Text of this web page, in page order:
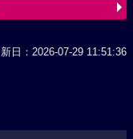
日：2026-07-29 11:51:36